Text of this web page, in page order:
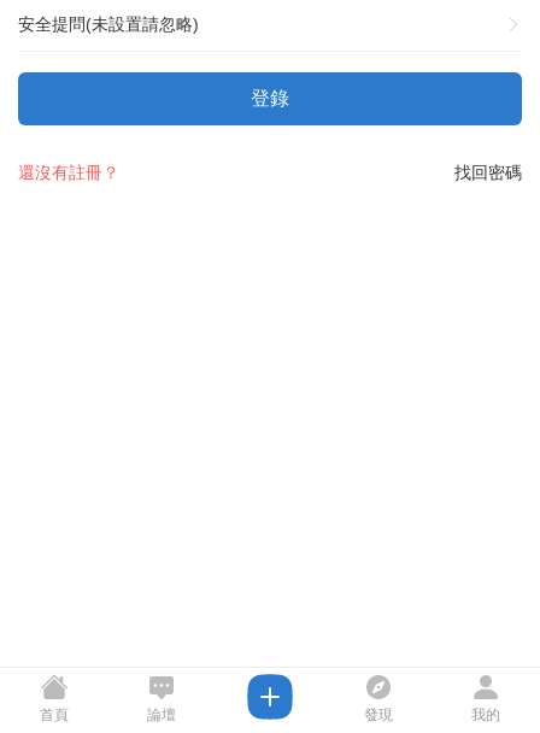
安全提問(未設置請忽略)
登錄
找回密碼
還沒有註冊？
首頁 論壇 發現 我的